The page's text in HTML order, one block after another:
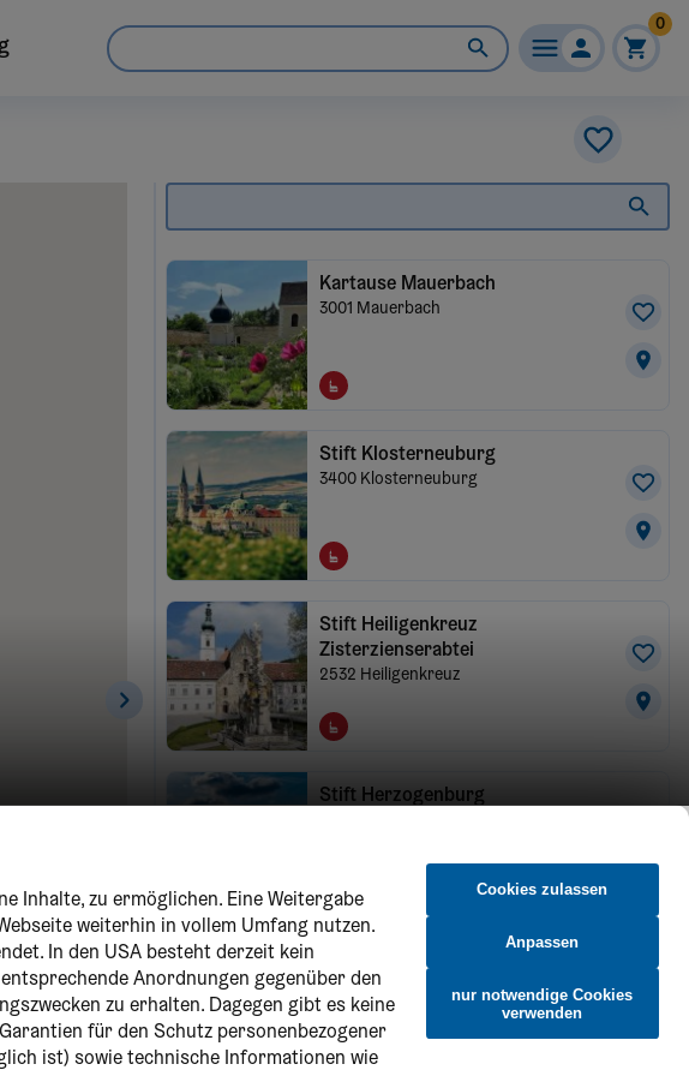
Inhalte, zu ermöglichen. Eine Weitergabe
weiterhin in vollem Umfang nutzen.
In den USA besteht derzeit kein
Anordnungen gegenüber den
zu erhalten. Dagegen gibt es keine
für den Schutz personenbezogener
ist) sowie technische Informationen wie
Cookies zulassen
Anpassen
nur notwendige Cookies
verwenden
0
Kartause Mauerbach
3001 Mauerbach
Stift Klosterneuburg
3400 Klosterneuburg
Stift Heiligenkreuz
Zisterzienserabtei
2532 Heiligenkreuz
Stift Herzogenburg
Benediktinerstift Göttweig
Furth bei Göttweig